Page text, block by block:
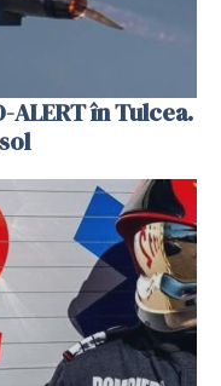
ALERT în Tulcea.